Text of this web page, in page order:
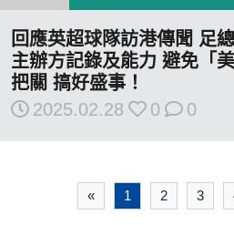
回應英超球隊訪港傳聞 足
主辦方記錄及能力 避免「
把關 搞好盛事！
2025.02.28
0 0
« 1 2 3